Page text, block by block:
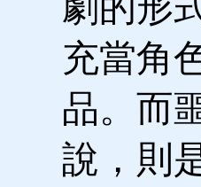
充當角
品。而
說，則